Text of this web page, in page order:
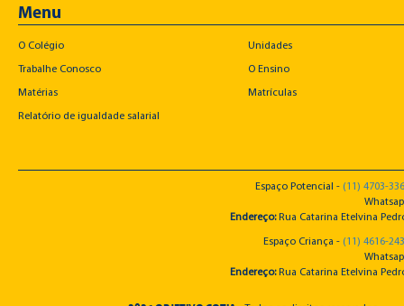
Menu
O Colégio Unidades
Trabalhe Conosco O Ensino
Matérias Matrículas
Relatório de igualdade salarial
Espaço Potencial - (11) 4703-
Endereço: Rua Catarina Etelvina
Espaço Criança - (11) 4616-
Endereço: Rua Catarina Etelvina